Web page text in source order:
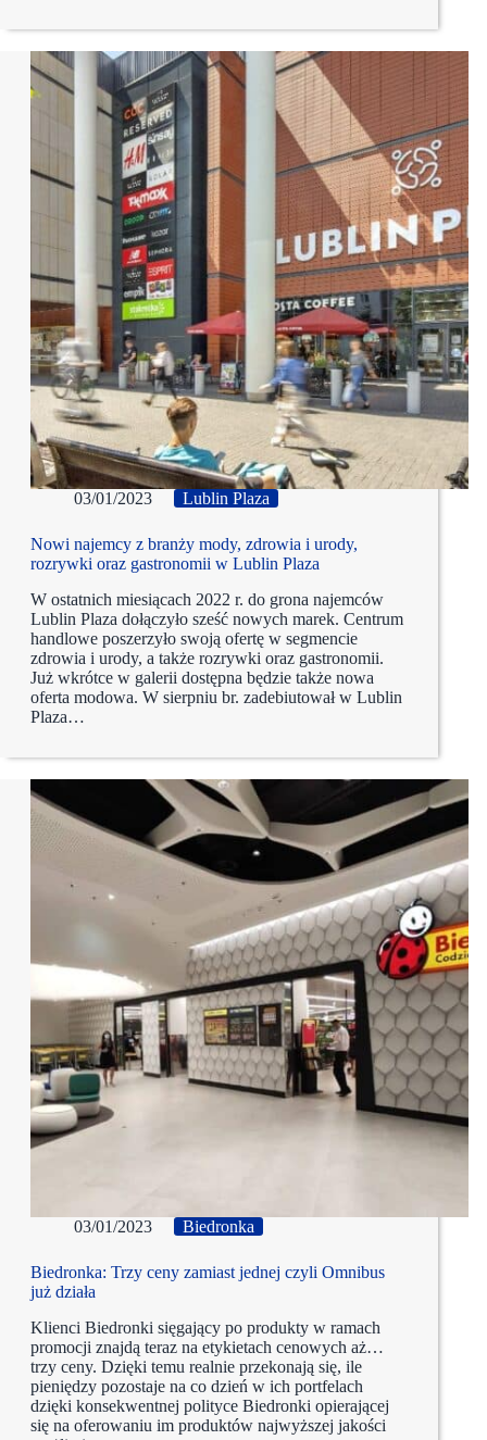
03/01/2023 Lublin Plaza
Nowi najemcy z branży mody, zdrowia i urody,
rozrywki oraz gastronomii w Lublin Plaza
W ostatnich miesiącach 2022 r. do grona najemców
Lublin Plaza dołączyło sześć nowych marek. Centrum
handlowe poszerzyło swoją ofertę w segmencie
zdrowia i urody, a także rozrywki oraz gastronomii.
Już wkrótce w galerii dostępna będzie także nowa
oferta modowa. W sierpniu br. zadebiutował w Lublin
Plaza…
03/01/2023 Biedronka
Biedronka: Trzy ceny zamiast jednej czyli Omnibus
już działa
Klienci Biedronki sięgający po produkty w ramach
promocji znajdą teraz na etykietach cenowych aż…
trzy ceny. Dzięki temu realnie przekonają się, ile
pieniędzy pozostaje na co dzień w ich portfelach
dzięki konsekwentnej polityce Biedronki opierającej
się na oferowaniu im produktów najwyższej jakości